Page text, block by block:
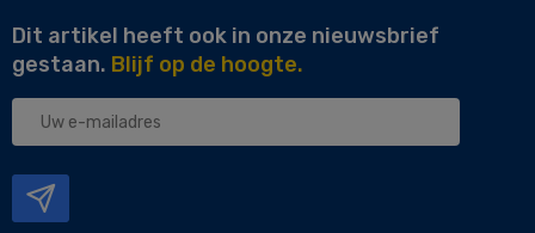
Dit artikel heeft ook in onze nieuwsbrief
gestaan. Blijf op de hoogte.
Uw